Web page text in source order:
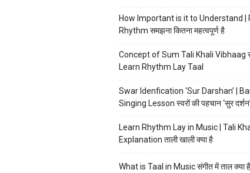
How Important is it to Understand |
Rhythm समझना कितना महत्वपूर्ण है
Concept of Sum Tali Khali Vibhaag सम
Learn Rhythm Lay Taal
Swar Idenfication ‘Sur Darshan’ |
Singing Lesson स्वरों की पहचान ‘सुर दर्शन’
Learn Rhythm Lay in Music | Tali
Explanation ताली खाली क्या है
What is Taal in Music संगीत में ताल क्या है